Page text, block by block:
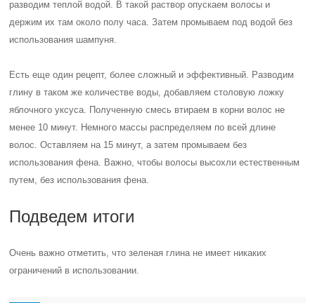
разводим теплой водой. В такой раствор опускаем волосы и
держим их там около полу часа. Затем промываем под водой без
использования шампуня.
Есть еще один рецепт, более сложный и эффективный. Разводим
глину в таком же количестве воды, добавляем столовую ложку
яблочного уксуса. Полученную смесь втираем в корни волос не
менее 10 минут. Немного массы распределяем по всей длине
волос. Оставляем на 15 минут, а затем промываем без
использования фена. Важно, чтобы волосы высохли естественным
путем, без использования фена.
Подведем итоги
Очень важно отметить, что зеленая глина не имеет никаких
ограничений в использовании.